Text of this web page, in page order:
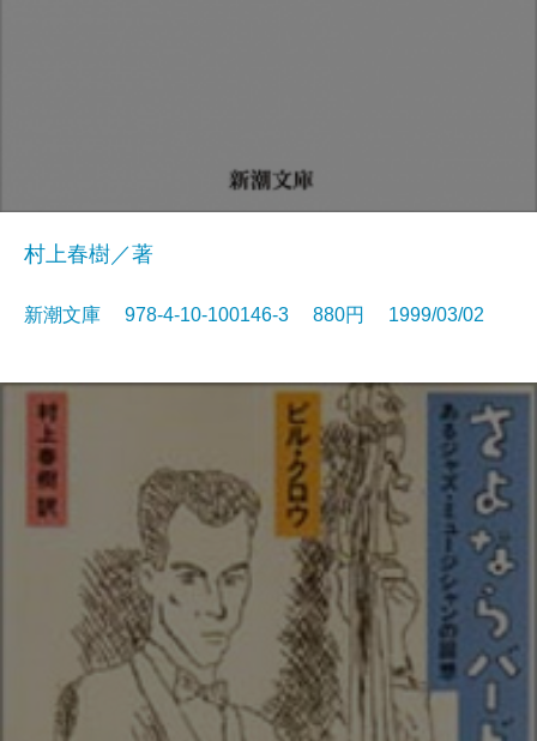
村上春樹／著
新潮文庫 978-4-10-100146-3 880円 1999/03/02